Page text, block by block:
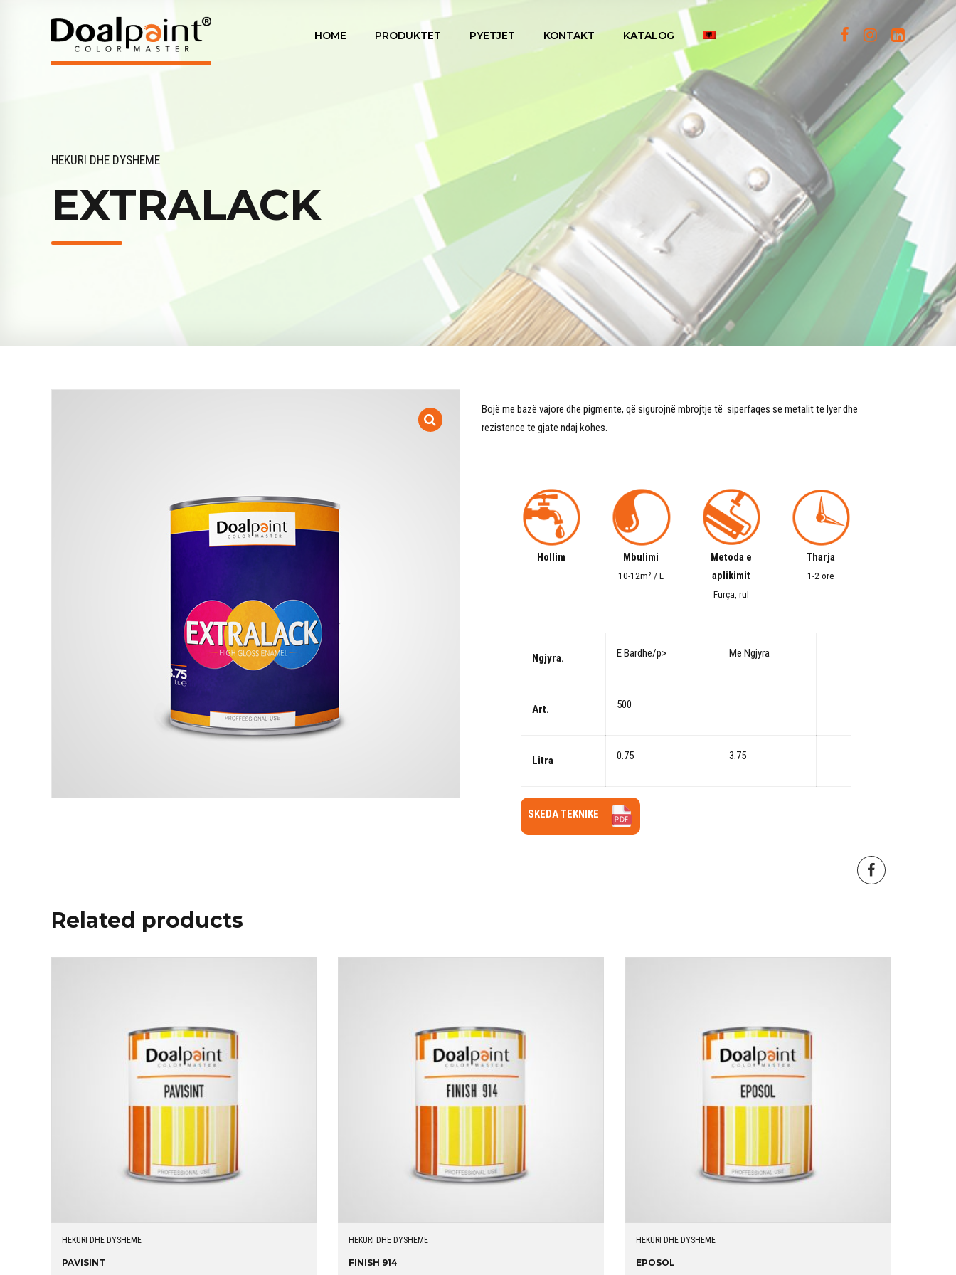
HOME PRODUKTET PYETJET KONTAKT KATALOG
HEKURI DHE DYSHEME
EXTRALACK
Bojë me bazë vajore dhe pigmente, që sigurojnë mbrojtje të siperfaqes se metalit te lyer dhe
rezistence te gjate ndaj kohes.
Hollim Mbulimi
10-12m² / L
Metoda e
aplikimit
Furça, rul
Tharja
1-2 orë
Ngjyra. E Bardhe/p> Me Ngjyra
Art. 500
Litra 0.75 3.75
SKEDA TEKNIKE
Related products
HEKURI DHE DYSHEME
PAVISINT
HEKURI DHE DYSHEME
FINISH 914
HEKURI DHE DYSHEME
EPOSOL